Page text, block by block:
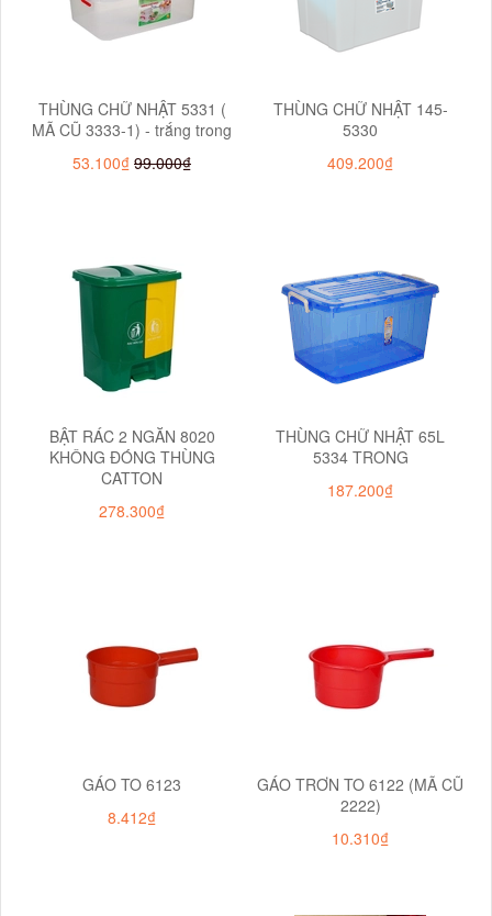
THÙNG CHỮ NHẬT 5331 (
MÃ CŨ 3333-1) - trắng trong
53.100₫ 99.000₫
THÙNG CHỮ NHẬT 145-
5330
409.200₫
BẬT RÁC 2 NGĂN 8020
KHÔNG ĐÓNG THÙNG
CATTON
278.300₫
THÙNG CHỮ NHẬT 65L
5334 TRONG
187.200₫
GÁO TO 6123
8.412₫
GÁO TRƠN TO 6122 (MÃ CŨ
2222)
10.310₫